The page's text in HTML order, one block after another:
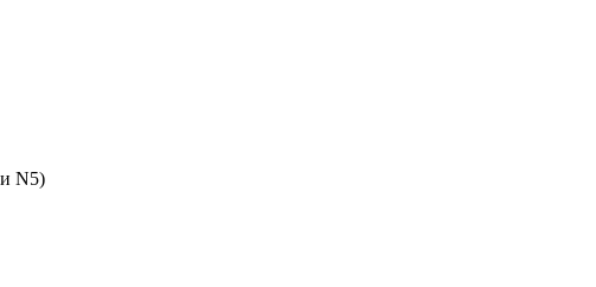
N5)